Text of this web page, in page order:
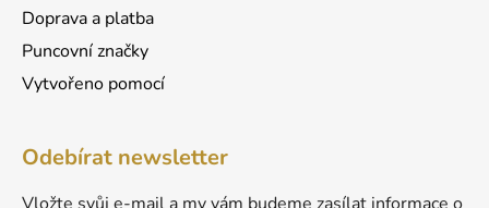
Doprava a platba
Puncovní značky
Vytvořeno pomocí
Odebírat newsletter